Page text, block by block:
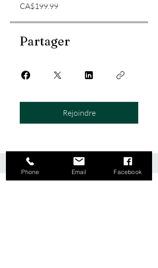
CA$199.99
Partager
Rejoindre
Phone Email Facebook